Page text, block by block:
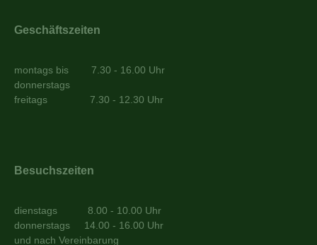
Geschäftszeiten
montags bis 7.30 - 16.00 Uhr
donnerstags
freitags 7.30 - 12.30 Uhr
Besuchszeiten
dienstags
8.00 - 10.00 Uhr
donnerstags 14.00 - 16.00 Uhr
und nach Vereinbarung